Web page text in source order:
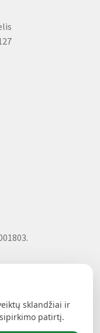
uždarbio
sklandžiai ir
patirtį.